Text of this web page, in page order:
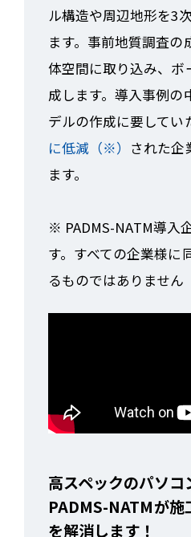
ル構造や周辺地形を3
ます。事前地質調査の
体空間に取り込み、ボ
成します。導入事例の
デルの作成に要してい
に低減（※） された企
ます。
※ PADMS-NATM導入
す。すべての企業様に
るものではありません
高スペックのパソコ
PADMS-NATMが施
を解消します！